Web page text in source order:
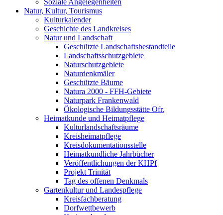
Soziale Angelegenheiten
Natur, Kultur, Tourismus
Kulturkalender
Geschichte des Landkreises
Natur und Landschaft
Geschützte Landschaftsbestandteile
Landschaftsschutzgebiete
Naturschutzgebiete
Naturdenkmäler
Geschützte Bäume
Natura 2000 - FFH-Gebiete
Naturpark Frankenwald
Ökologische Bildungsstätte Ofr.
Heimatkunde und Heimatpflege
Kulturlandschaftsräume
Kreisheimatpflege
Kreisdokumentationsstelle
Heimatkundliche Jahrbücher
Veröffentlichungen der KHPf
Projekt Trinität
Tag des offenen Denkmals
Gartenkultur und Landespflege
Kreisfachberatung
Dorfwettbewerb